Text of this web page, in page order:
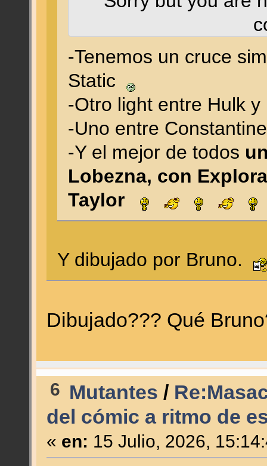
-Tenemos un cruce
Static
-Otro light entre Hulk
-Uno entre
-Y el mejor de todos
Lobezna, con
Taylor
Y dibujado por Bruno.
Dibujado??? Qué
6 Mutantes /
del cómic a ritmo de
« en: 15 Julio, 2026,